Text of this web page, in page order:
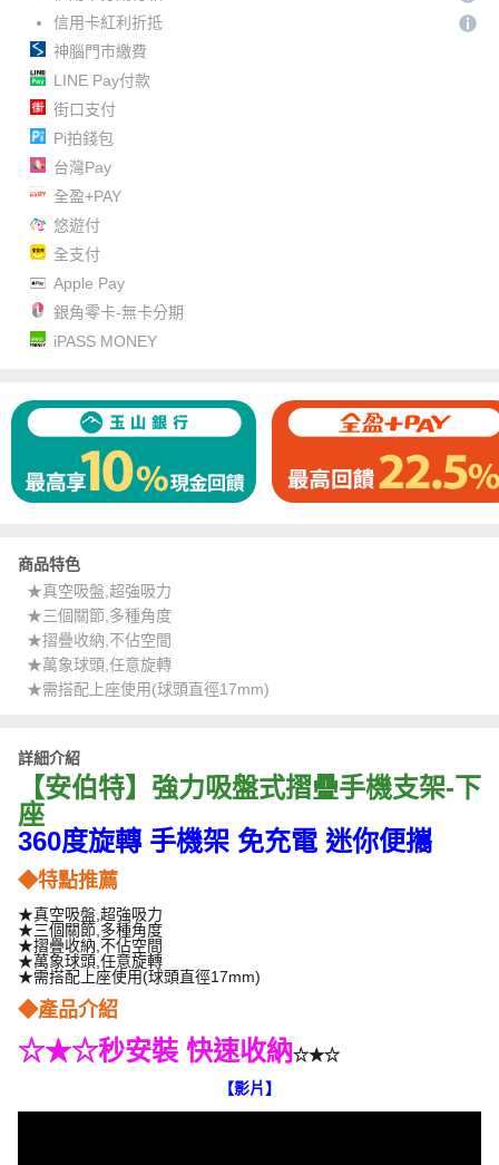
信用卡紅利折抵
神腦門市繳費
LINE Pay付款
街口支付
Pi拍錢包
台灣Pay
全盈+PAY
悠遊付
全支付
Apple Pay
銀角零卡-無卡分期
iPASS MONEY
商品特色
★真空吸盤,超強吸力
★三個關節,多種角度
★摺疊收納,不佔空間
★萬象球頭,任意旋轉
★需搭配上座使用(球頭直徑17mm)
詳細介紹
【安伯特】強力吸盤式摺疊手機支架-下
座
360度旋轉 手機架 免充電 迷你便攜
◆特點推薦
★真空吸盤,超強吸力
★三個關節,多種角度
★摺疊收納,不佔空間
★萬象球頭,任意旋轉
★需搭配上座使用(球頭直徑17mm)
◆產品介紹
☆★☆秒安裝 快速收納☆★☆
【影片】